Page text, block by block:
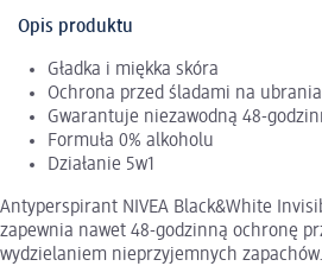
Opis produktu
Gładka i miękka skóra
Ochrona przed śladami na
Gwarantuje niezawodną 48-
Formuła 0% alkoholu
Działanie 5w1
Antyperspirant NIVEA Black&White
zapewnia nawet 48-godzinną ochronę
wydzielaniem nieprzyjemnych